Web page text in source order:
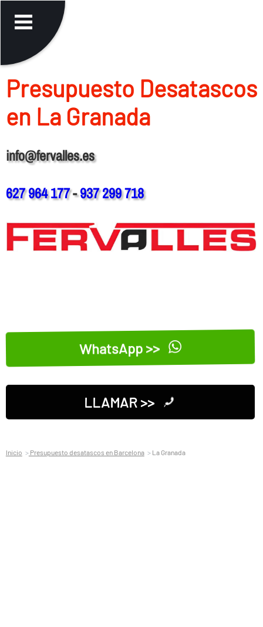
Presupuesto Desatascos
en La Granada
info@fervalles.es
627 964 177-937 299 718
WhatsApp >>
LLAMAR >>
Inicio Presupuesto desatascos en Barcelona La Granada